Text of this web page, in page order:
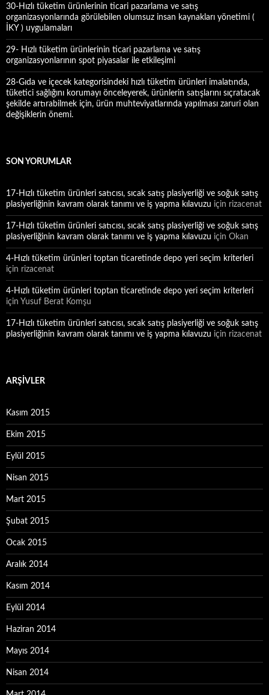
30-Hızlı tüketim ürünlerinin ticari pazarlama ve satış
organizasyonlarında görülebilen olumsuz insan kaynakları yönetimi (
İKY ) uygulamaları
29- Hızlı tüketim ürünlerinin ticari pazarlama ve satış
organizasyonlarının spot piyasalar ile etkileşimi
28-Gıda ve içecek kategorisindeki hızlı tüketim ürünleri imalatında,
tüketici sağlığını korumayı önceleyerek, ürünlerin satışlarını sıçratacak
şekilde artırabilmek için, ürün muhteviyatlarında yapılması zaruri olan
değişiklerin önemi.
SON YORUMLAR
17-Hızlı tüketim ürünleri satıcısı, sıcak satış plasiyerliği ve soğuk satış
plasiyerliğinin kavram olarak tanımı ve iş yapma kılavuzu için rizacenat
17-Hızlı tüketim ürünleri satıcısı, sıcak satış plasiyerliği ve soğuk satış
plasiyerliğinin kavram olarak tanımı ve iş yapma kılavuzu için Okan
4-Hızlı tüketim ürünleri toptan ticaretinde depo yeri seçim kriterleri
için rizacenat
4-Hızlı tüketim ürünleri toptan ticaretinde depo yeri seçim kriterleri
için Yusuf Berat Komşu
17-Hızlı tüketim ürünleri satıcısı, sıcak satış plasiyerliği ve soğuk satış
plasiyerliğinin kavram olarak tanımı ve iş yapma kılavuzu için rizacenat
ARŞIVLER
Kasım 2015
Ekim 2015
Eylül 2015
Nisan 2015
Mart 2015
Şubat 2015
Ocak 2015
Aralık 2014
Kasım 2014
Eylül 2014
Haziran 2014
Mayıs 2014
Nisan 2014